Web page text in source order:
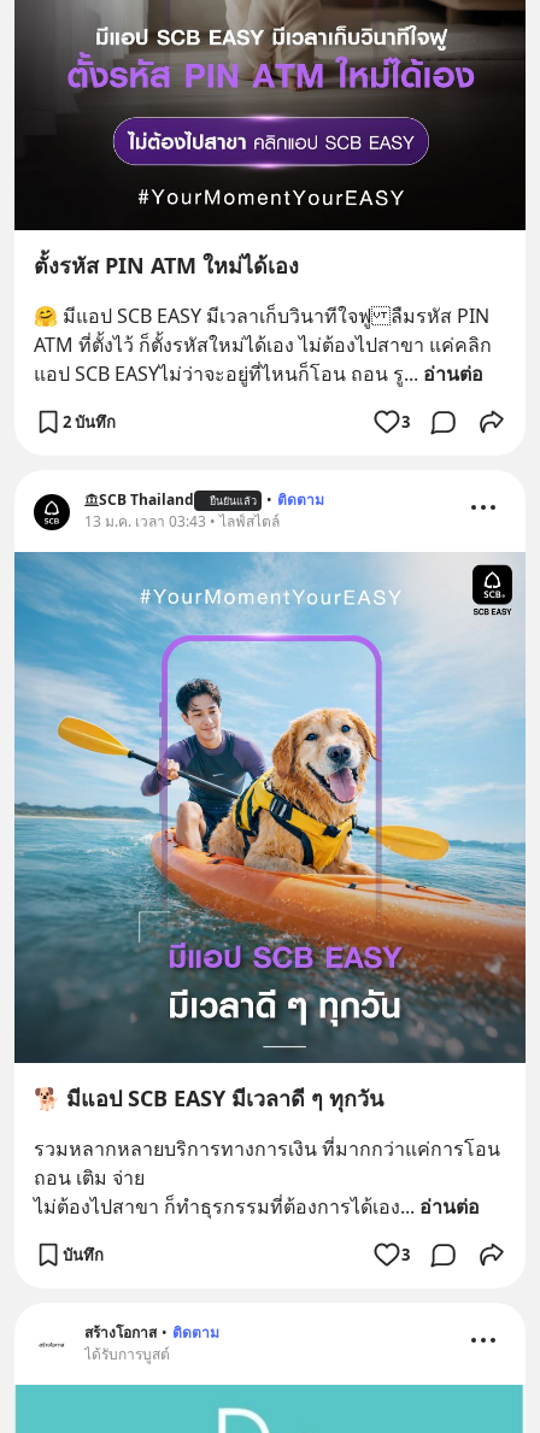
ตั้งรหัส PIN ATM ใหม่ได้เอง
🤗 มีแอป SCB EASY มีเวลาเก็บวินาทีใจฟูลืมรหัส PIN
ATM ที่ตั้งไว้ ก็ตั้งรหัสใหม่ได้เอง ไม่ต้องไปสาขา แค่คลิก
แอป SCB EASYไม่ว่าจะอยู่ที่ไหนก็โอน ถอน รู... อ่านต่อ
2 บันทึก 3
SCB Thailand ยืนยันแล้ว • ติดตาม
13 ม.ค. เวลา 03:43 • ไลฟ์สไตล์
🐕 มีแอป SCB EASY มีเวลาดี ๆ ทุกวัน
รวมหลากหลายบริการทางการเงิน ที่มากกว่าแค่การโอน
ถอน เติม จ่าย
ไม่ต้องไปสาขา ก็ทำธุรกรรมที่ต้องการได้เอง... อ่านต่อ
บันทึก 3
สร้างโอกาส • ติดตาม
ได้รับการบูสต์